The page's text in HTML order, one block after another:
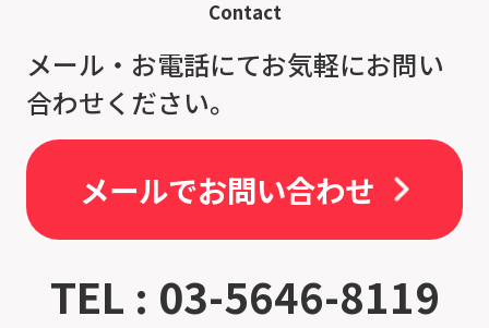
Contact
メール・お電話にてお気軽にお問い
合わせください。
メールでお問い合わせ
TEL : 03-5646-8119